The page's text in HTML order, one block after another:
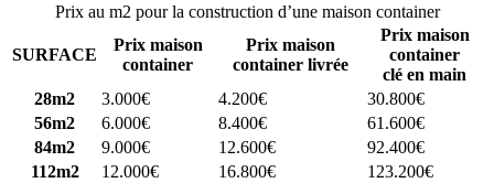
Prix au m2 pour la construction d’une maison container
SURFACE
Prix maison
container
Prix maison
container livrée
Prix maison
container
clé en main
28m2
3.000€ 4.200€
30.800€
56m2
6.000€ 8.400€
61.600€
84m2
9.000€ 12.600€
92.400€
112m2
12.000€ 16.800€
123.200€